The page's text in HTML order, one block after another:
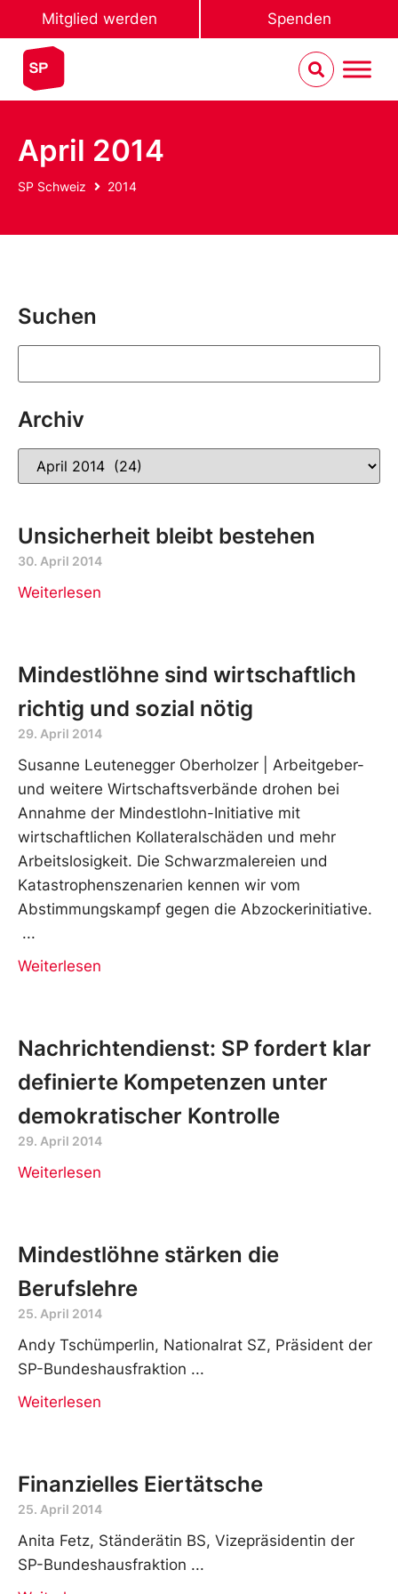
Mitglied werden Spenden
April 2014
SP Schweiz 2014
Suchen
Archiv
Unsicherheit bleibt bestehen
30. April 2014
Weiterlesen
Mindestlöhne sind wirtschaftlich
richtig und sozial nötig
29. April 2014
Susanne Leutenegger Oberholzer | Arbeitgeber-
und weitere Wirtschaftsverbände drohen bei
Annahme der Mindestlohn-Initiative mit
wirtschaftlichen Kollateralschäden und mehr
Arbeitslosigkeit. Die Schwarzmalereien und
Katastrophenszenarien kennen wir vom
Abstimmungskampf gegen die Abzockerinitiative.
Weiterlesen
Nachrichtendienst: SP fordert klar
definierte Kompetenzen unter
demokratischer Kontrolle
29. April 2014
Weiterlesen
Mindestlöhne stärken die
Berufslehre
25. April 2014
Andy Tschümperlin, Nationalrat SZ, Präsident der
SP-Bundeshausfraktion
Weiterlesen
Finanzielles Eiertätsche
25. April 2014
Anita Fetz, Ständerätin BS, Vizepräsidentin der
SP-Bundeshausfraktion